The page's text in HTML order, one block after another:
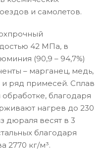
и самолетов.
42 МПа, в
(90,9 – 94,7%)
– марганец, медь,
и ряд примесей. Сплав
благодаря
нагрев до 230
дюраля весят в 3
благодаря
2770 кг/м³.